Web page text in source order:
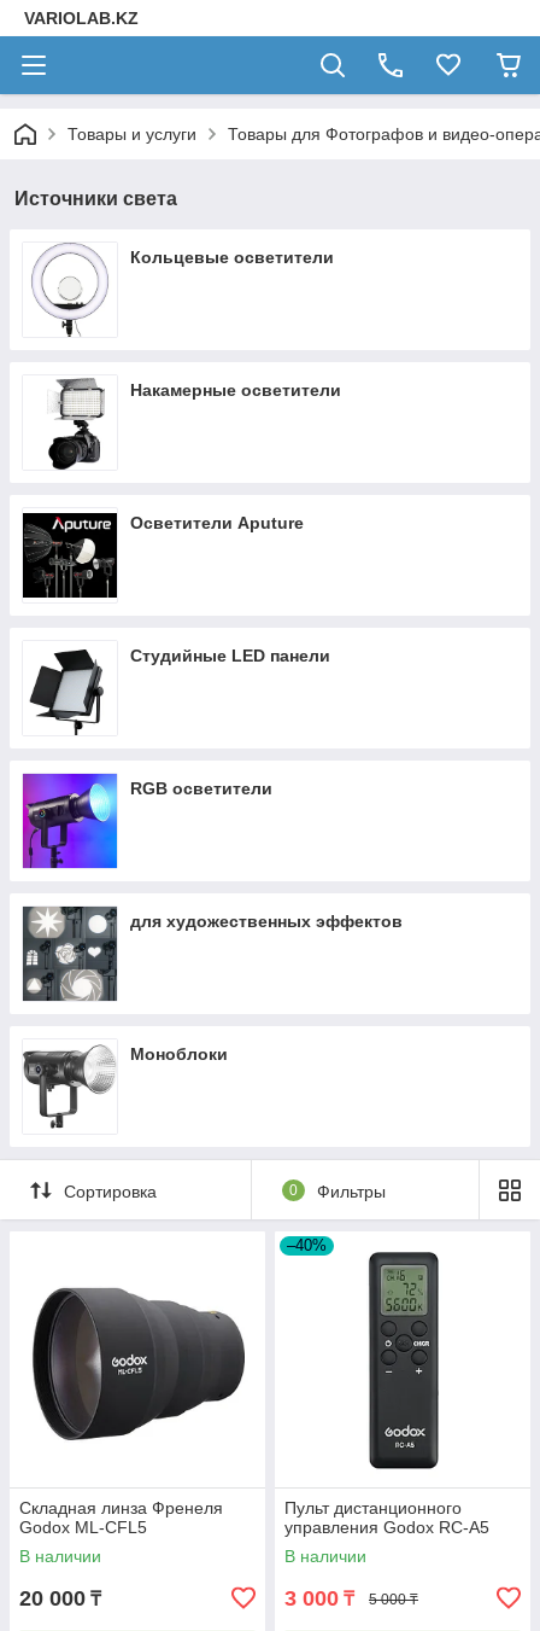
VARIOLAB.KZ
Товары и услуги Товары для Фотографов и видео-
Источники света
Кольцевые осветители
Накамерные осветители
Осветители Aputure
Студийные LED панели
RGB осветители
для художественных эффектов
Моноблоки
Сортировка 0 Фильтры
Складная линза Френеля
Godox ML-CFL5
В наличии
20 000 ₸
–40%
Пульт дистанционного
управления Godox RC-A5
В наличии
3 000 ₸ 5 000 ₸